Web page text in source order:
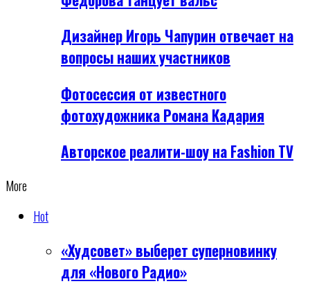
Дизайнер Игорь Чапурин отвечает на
вопросы наших участников
Фотосессия от известного
фотохудожника Романа Кадария
Авторское реалити-шоу на Fashion TV
More
Hot
«Худсовет» выберет суперновинку
для «Нового Радио»